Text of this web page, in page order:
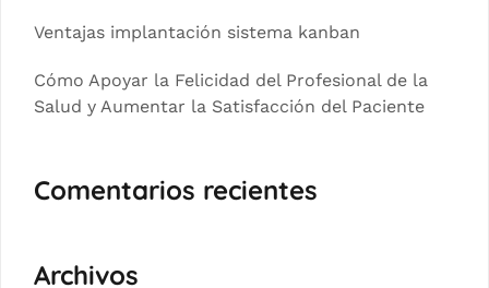
Ventajas implantación sistema kanban
Cómo Apoyar la Felicidad del Profesional de la
Salud y Aumentar la Satisfacción del Paciente
Comentarios recientes
Archivos